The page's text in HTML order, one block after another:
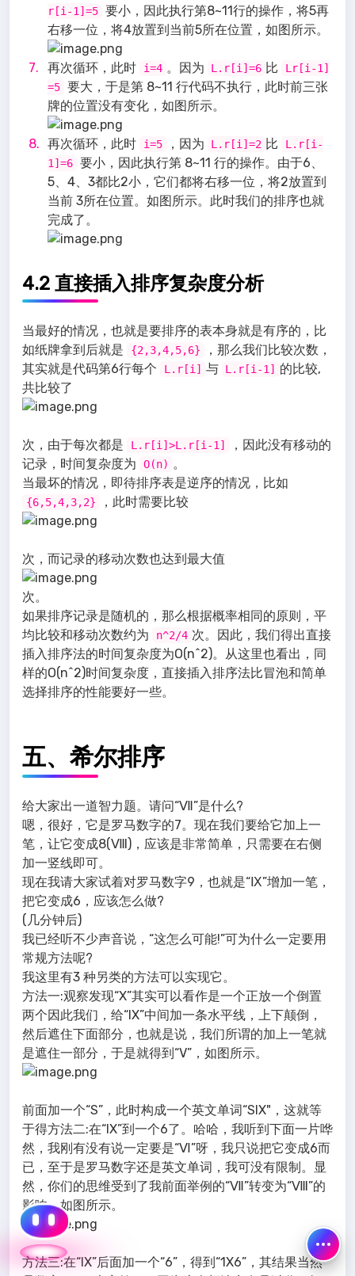
r[i-1]=5 要小，因此执行第8~11行的操作，将5再
右移一位，将4放置到当前5所在位置，如图所示。
再次循环，此时 i=4 。因为 L.r[i]=6 比
Lr[i-1]
=5 要大，于是第 8~11 行代码不执行，此时前三张
牌的位置没有变化，如图所示。
再次循环，此时 i=5 ，因为 L.r[i]=2 比
L.r[i-
1]=6 要小，因此执行第 8~11 行的操作。由于6、
5、4、3都比2小，它们都将右移一位，将2放置到
当前 3所在位置。如图所示。此时我们的排序也就
完成了。
4.2 直接插入排序复杂度分析
当最好的情况，也就是要排序的表本身就是有序的，比
如纸牌拿到后就是
{2,3,4,5,6}
，那么我们比较次数，
其实就是代码第6行每个
L.r[i] 与 L.r[i-1]
的比较,
共比较了
次，由于每次都是 L.r[i]>L.r[i-1]
，因此没有移动的
记录，时间复杂度为
O(n) 。
当最坏的情况，即待排序表是逆序的情况，比如
{6,5,4,3,2} ，此时需要比较
次，而记录的移动次数也达到最大值
次。
如果排序记录是随机的，那么根据概率相同的原则，平
均比较和移动次数约为
n^2/4 次。因此，我们得出直接
插入排序法的时间复杂度为O(n^2)。从这里也看出，同
样的O(n^2)时间复杂度，直接插入排序法比冒泡和简单
选择排序的性能要好一些。
五、希尔排序
给大家出一道智力题。请问“Ⅶ”是什么?
嗯，很好，它是罗马数字的7。现在我们要给它加上一
笔，让它变成8(Ⅷ)，应该是非常简单，只需要在右侧
加一竖线即可。
现在我请大家试着对罗马数字9，也就是“Ⅸ”增加一笔，
把它变成6，应该怎么做?
(几分钟后)
我已经听不少声音说，“这怎么可能!”可为什么一定要用
常规方法呢?
我这里有3 种另类的方法可以实现它。
方法一:观察发现“X”其实可以看作是一个正放一个倒置
两个因此我们，给“IX”中间加一条水平线，上下颠倒，
然后遮住下面部分，也就是说，我们所谓的加上一笔就
是遮住一部分，于是就得到“V”，如图所示。
前面加一个“S”，此时构成一个英文单词“SIX"，这就等
于得方法二:在“IX”到一个6了。哈哈，我听到下面一片哗
然，我刚有没有说一定要是“Ⅵ”呀，我只说把它变成6而
已，至于是罗马数字还是英文单词，我可没有限制。显
然，你们的思维受到了我前面举例的“Ⅶ”转变为“Ⅷ”的
影响，如图所示。
方法三:在“IX”后面加一个“6”，得到“1X6”，其结果当然